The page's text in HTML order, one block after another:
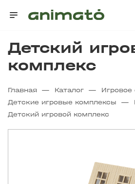
Детский
комплекс
Главная — Каталог — Игровое
Детские игровые комплексы —
Детский игровой комплекс